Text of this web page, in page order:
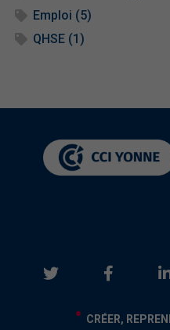
Emploi (5)
QHSE (1)
CRÉER,